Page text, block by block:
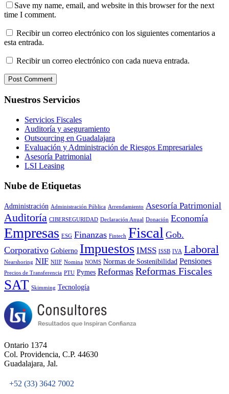
Save my name, email, and website in this browser for the next
time I comment.
Recibir un correo electrónico con los siguientes comentarios a
esta entrada.
Recibir un correo electrónico con cada nueva entrada.
Nuestros Servicios
Servicios Fiscales
Auditoría y aseguramiento
Outsourcing en Guadalajara
Evaluación y Administración de Riesgos Empresariales
Asesoría Patrimonial
LSI Leasing
Nube de Etiquetas
Administración Administración Pública Arrendamiento Asesoría Patrimonial
Auditoría CIBERSEGURIDAD Declaración Anual Donación Economía
Empresas ESG Finanzas Fintech Fiscal Gob.
Corporativo Gobierno Impuestos IMSS ISSB IVA Laboral
Nearshoring NIF NIIF Nomina NOMS Normas de Sostenibilidad Pensiones
Precios de Transferencia PTU Pymes Reformas Reformas Fiscales
SAT Skimming Tecnología
Ontario 1374
Col. Providencia, C.P. 44630
Guadalajara, Jal.
+52 (33) 3642 7002